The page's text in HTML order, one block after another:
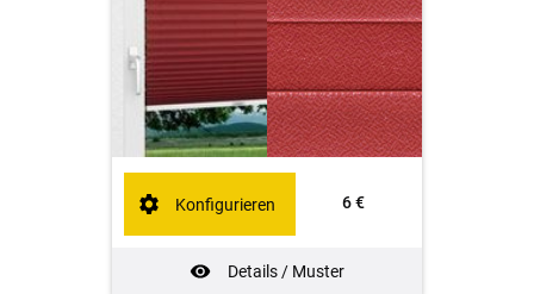
6 €
Details / Muster
Konfigurieren